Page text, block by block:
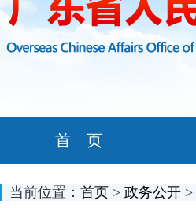
首 页
当前位置： 首页 > 政务公开 >